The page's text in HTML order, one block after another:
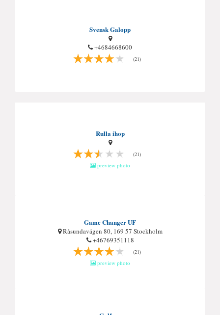
Svensk Galopp
+4684668600
(21)
Rulla ihop
(21)
preview photo
Game Changer UF
Råsundavägen 80, 169 57 Stockholm
+46769351118
(21)
preview photo